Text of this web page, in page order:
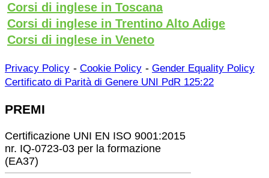
Corsi di inglese in Toscana
Corsi di inglese in Trentino Alto Adige
Corsi di inglese in Veneto
Privacy Policy - Cookie Policy - Gender Equality Policy
Certificato di Parità di Genere UNI PdR 125:22
PREMI
Certificazione UNI EN ISO 9001:2015
nr. IQ-0723-03 per la formazione
(EA37)